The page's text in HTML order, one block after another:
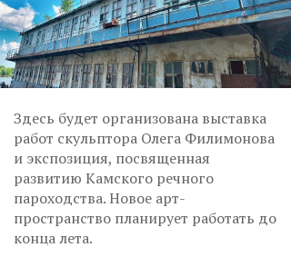
Здесь будет организована выставка
работ скульптора Олега Филимонова
и экспозиция, посвященная
развитию Камского речного
пароходства. Новое арт-
пространство планирует работать до
конца лета.